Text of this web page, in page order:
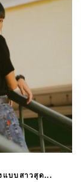
แบบสาวสุด...